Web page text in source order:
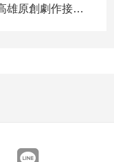
「正港雄有戲」10月登場 三檔高雄原創劇作接力演出